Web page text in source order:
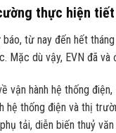
thực hiện
từ nay đến hết
Mặc dù vậy, EVN đã
vận hành hệ thống
hệ thống điện và thị
tải, diễn biến thuỷ